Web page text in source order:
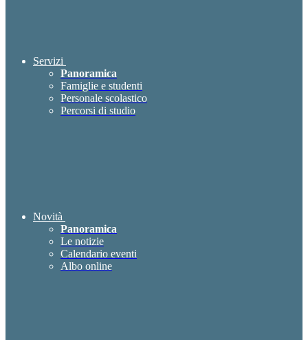
Servizi
Panoramica
Famiglie e studenti
Personale scolastico
Percorsi di studio
Novità
Panoramica
Le notizie
Calendario eventi
Albo online